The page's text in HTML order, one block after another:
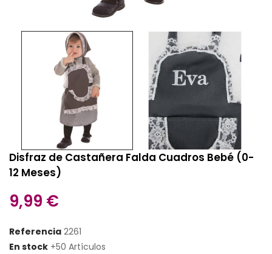
Disfraz de Castañera Falda Cuadros Bebé (0-
12 Meses)
9,99 €
Referencia 2261
En stock +50 Artículos